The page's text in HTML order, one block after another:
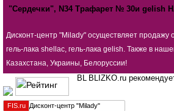
"Сердечки", N34 Трафарет № 30и gelish
Дисконт-центр "Milady" осуществляет
гель-лака shellac, гель-лака gelish. Также в
Казахстана, Украины, Белоруссии!
BLIZKO.ru
FIS.ru Дисконт-центр "Milady"